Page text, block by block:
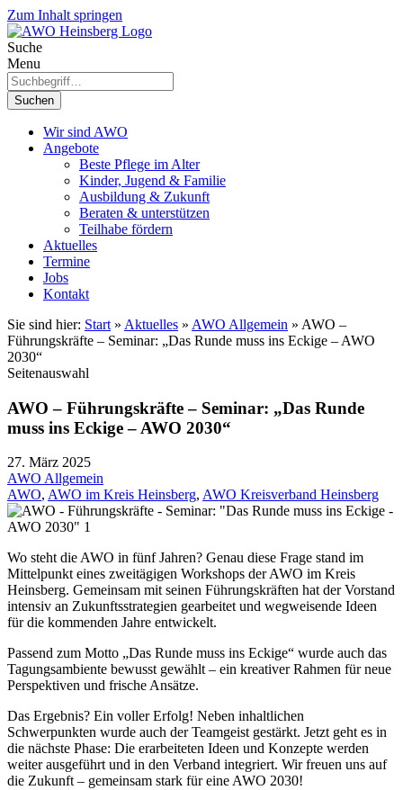
Zum Inhalt springen
Suche
Menu
Suchen
Wir sind AWO
Angebote
Beste Pflege im Alter
Kinder, Jugend & Familie
Ausbildung & Zukunft
Beraten & unterstützen
Teilhabe fördern
Aktuelles
Termine
Jobs
Kontakt
Sie sind hier: Start » Aktuelles » AWO Allgemein » AWO –
Führungskräfte – Seminar: „Das Runde muss ins Eckige – AWO
2030“
Seitenauswahl
AWO – Führungskräfte – Seminar: „Das Runde
muss ins Eckige – AWO 2030“
27. März 2025
AWO Allgemein
AWO, AWO im Kreis Heinsberg, AWO Kreisverband Heinsberg
Wo steht die AWO in fünf Jahren? Genau diese Frage stand im
Mittelpunkt eines zweitägigen Workshops der AWO im Kreis
Heinsberg. Gemeinsam mit seinen Führungskräften hat der Vorstand
intensiv an Zukunftsstrategien gearbeitet und wegweisende Ideen
für die kommenden Jahre entwickelt.
Passend zum Motto „Das Runde muss ins Eckige“ wurde auch das
Tagungsambiente bewusst gewählt – ein kreativer Rahmen für neue
Perspektiven und frische Ansätze.
Das Ergebnis? Ein voller Erfolg! Neben inhaltlichen
Schwerpunkten wurde auch der Teamgeist gestärkt. Jetzt geht es in
die nächste Phase: Die erarbeiteten Ideen und Konzepte werden
weiter ausgeführt und in den Verband integriert. Wir freuen uns auf
die Zukunft – gemeinsam stark für eine AWO 2030!